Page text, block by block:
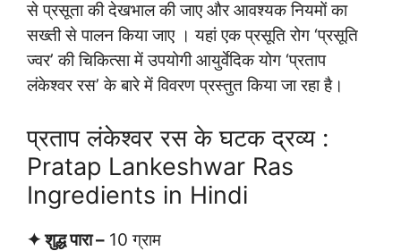
से प्रसूता की देखभाल की जाए और आवश्यक नियमों का
सख्ती से पालन किया जाए । यहां एक प्रसूति रोग ‘प्रसूति
ज्वर’ की चिकित्सा में उपयोगी आयुर्वेदिक योग ‘प्रताप
लंकेश्वर रस’ के बारे में विवरण प्रस्तुत किया जा रहा है।
प्रताप लंकेश्वर रस के घटक द्रव्य :
Pratap Lankeshwar Ras
Ingredients in Hindi
✦ शुद्ध पारा – 10 ग्राम